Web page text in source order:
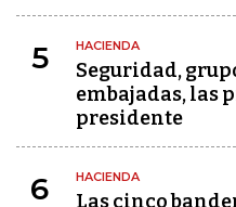
5 HACIENDA
Seguridad,
embajadas, las
presidente
6 HACIENDA
Las cinco